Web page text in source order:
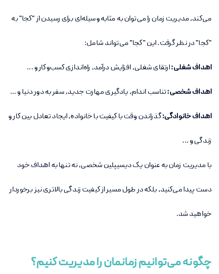
می‌کند، مدیریت زمان را می‌توان به مثابه وسیله‌ای برای رسیدن از "کجا" به
"کجا" در نظر گرفت. این "کجا" می‌تواند شامل:
اهداف شغلی:ارتقای شغلی، افزایش درآمد، راه‌اندازی کسب‌وکار و ...
اهداف شخصی:تناسب اندام، یادگیری مهارت جدید، سفر به دور دنیا و ...
اهداف خانوادگی:گذراندن وقت با کیفیت با خانواده، ایجاد تعادل بین کار و
زندگی و ...
با مدیریت زمان به عنوان یک دیسیپلین شخصی، نه تنها به اهداف خود
دست پیدا می‌کنید، بلکه در طول مسیر از کیفیت زندگی بالاتری نیز برخوردار
خواهید شد.
چگونه می‌توانیم زمانمان را مدیریت کنیم؟